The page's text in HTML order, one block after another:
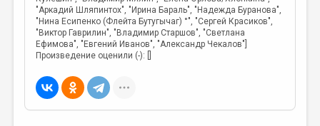
"Аркадий Шляпинтох", "Ирина Бараль", "Надежда Буранова",
"Нина Есипенко (Флейта Бутугычаг) °", "Сергей Красиков",
"Виктор Гаврилин", "Владимир Старшов", "Светлана
Ефимова", "Евгений Иванов", "Александр Чекалов"]
Произведение оценили (-): []